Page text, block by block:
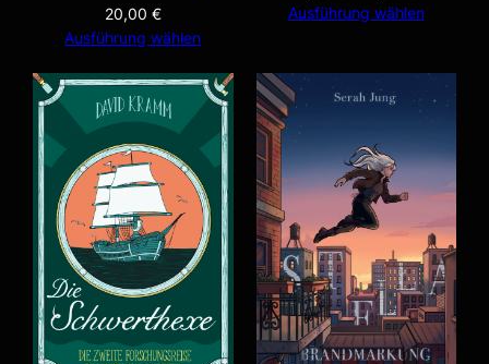
20,00 €
Ausführung wählen
Ausführung wählen